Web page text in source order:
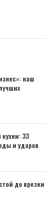
наш
33
и ударов
до врезки